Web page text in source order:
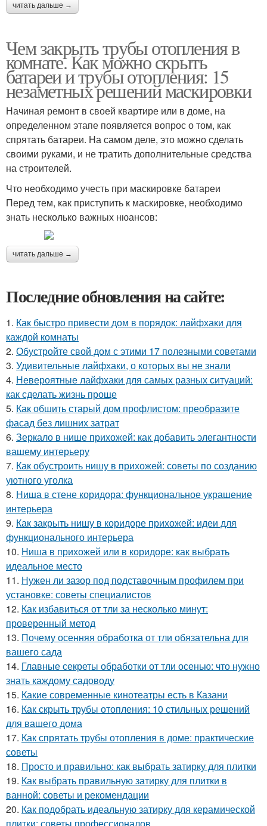
читать дальше →
Чем закрыть трубы отопления в
комнате. Как можно скрыть
батареи и трубы отопления: 15
незаметных решений маскировки
Начиная ремонт в своей квартире или в доме, на
определенном этапе появляется вопрос о том, как
спрятать батареи. На самом деле, это можно сделать
своими руками, и не тратить дополнительные средства
на строителей.
Что необходимо учесть при маскировке батареи
Перед тем, как приступить к маскировке, необходимо
знать несколько важных нюансов:
читать дальше →
Последние обновления на сайте:
1. Как быстро привести дом в порядок: лайфхаки для
каждой комнаты
2. Обустройте свой дом с этими 17 полезными советами
3. Удивительные лайфхаки, о которых вы не знали
4. Невероятные лайфхаки для самых разных ситуаций:
как сделать жизнь проще
5. Как обшить старый дом профлистом: преобразите
фасад без лишних затрат
6. Зеркало в нише прихожей: как добавить элегантности
вашему интерьеру
7. Как обустроить нишу в прихожей: советы по созданию
уютного уголка
8. Ниша в стене коридора: функциональное украшение
интерьера
9. Как закрыть нишу в коридоре прихожей: идеи для
функционального интерьера
10. Ниша в прихожей или в коридоре: как выбрать
идеальное место
11. Нужен ли зазор под подставочным профилем при
установке: советы специалистов
12. Как избавиться от тли за несколько минут:
проверенный метод
13. Почему осенняя обработка от тли обязательна для
вашего сада
14. Главные секреты обработки от тли осенью: что нужно
знать каждому садоводу
15. Какие современные кинотеатры есть в Казани
16. Как скрыть трубы отопления: 10 стильных решений
для вашего дома
17. Как спрятать трубы отопления в доме: практические
советы
18. Просто и правильно: как выбрать затирку для плитки
19. Как выбрать правильную затирку для плитки в
ванной: советы и рекомендации
20. Как подобрать идеальную затирку для керамической